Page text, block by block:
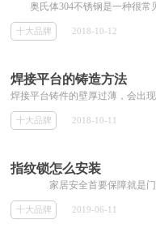
十大品牌 2018-10-12
焊接平台的铸造方法
十大品牌 2018-10-11
指纹锁怎么安装
十大品牌 2019-06-11